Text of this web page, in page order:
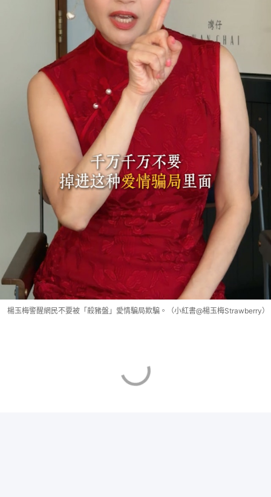
楊玉梅警醒網民不要被「殺豬盤」愛情騙局欺騙。（小紅書@楊玉梅Strawberry）